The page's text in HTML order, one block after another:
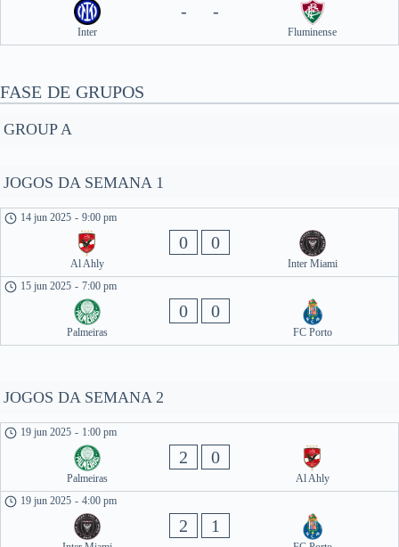
Inter
- -
Fluminense
FASE DE GRUPOS
GROUP A
JOGOS DA SEMANA 1
14 jun 2025 - 9:00 pm
Al Ahly
0 0
Inter Miami
15 jun 2025 - 7:00 pm
Palmeiras
0 0
FC Porto
JOGOS DA SEMANA 2
19 jun 2025 - 1:00 pm
Palmeiras
2 0
Al Ahly
19 jun 2025 - 4:00 pm
2 1